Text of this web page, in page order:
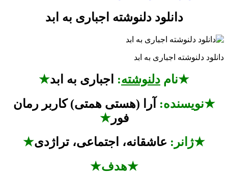
دانلود دلنوشته اجباری به ابد
دانلود دلنوشته اجباری به ابد
★نام دلنوشته: اجباری به ابد★
★نویسنده: آرا (هستی همتی) کاربر رمان
فور★
★ژانر: عاشقانه، اجتماعی، تراژدی★
★هدف★